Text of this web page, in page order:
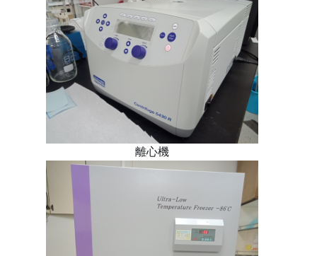
離心機